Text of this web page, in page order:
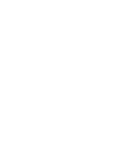
بين المغرب والاتحاد الاوروبي. »